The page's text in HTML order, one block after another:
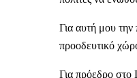
Για αυτή μου την
προοδευτικό
Για πρόεδρο